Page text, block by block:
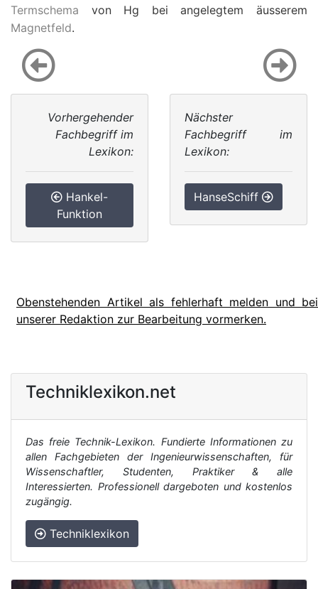
Termschema von Hg bei angelegtem äusserem
Magnetfeld.
Vorhergehender
Fachbegriff im
Lexikon:
Hankel-
Funktion
Nächster
Fachbegriff im
Lexikon:
HanseSchiff
Obenstehenden Artikel als fehlerhaft melden und bei
unserer Redaktion zur Bearbeitung vormerken.
Techniklexikon.net
Das freie Technik-Lexikon. Fundierte Informationen zu
allen Fachgebieten der Ingenieurwissenschaften, für
Wissenschaftler, Studenten, Praktiker & alle
Interessierten. Professionell dargeboten und kostenlos
zugängig.
Techniklexikon